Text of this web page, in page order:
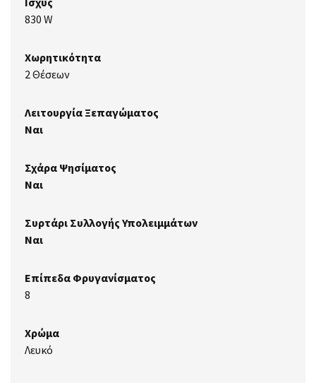
830 W
Χωρητικότητα
2 Θέσεων
Λειτουργία Ξεπαγώματος
Ναι
Σχάρα Ψησίματος
Ναι
Συρτάρι Συλλογής Υπολειμμάτων
Ναι
Επίπεδα Φρυγανίσματος
8
Χρώμα
Λευκό